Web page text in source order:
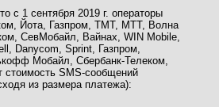
с 1 сентября 2019 г. операторы
Йота, Газпром, ТМТ, МТТ, Волна
СевМобайл, Вайнах, WIN Mobile,
Danycom, Sprint, Газпром,
Мобайл, Сбербанк-Телеком,
стоимость SMS-сообщений
из размера платежа):